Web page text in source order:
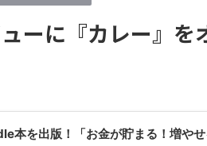
ーに『カレー』を
本を出版！「お金が貯まる！増や